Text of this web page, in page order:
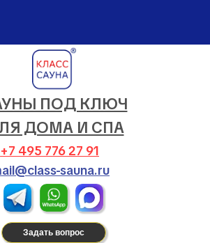
ПОД КЛЮЧ
ДОМА И СПА
+7 495 776 27 91
sauna.ru
Задать вопрос